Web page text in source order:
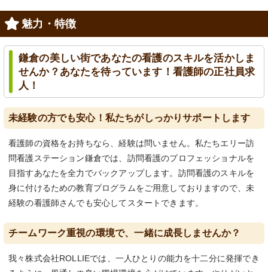
魅力・特徴
鎌倉の美しい街であなたの看護のスキルを活かしま
せんか？あなたを待っています！看護師の正社員求
人！
未経験の方でも安心！私たちがしっかりサポートします
看護師の資格をお持ちなら、経験は問いません。私たちエリー訪
問看護ステーション鎌倉では、訪問看護のプロフェッショナルを
目指すあなたを全力でバックアップします。訪問看護のスキルを
身に付けるための教育プログラムをご用意しておりますので、未
経験の看護師さんでも安心してスタートできます。
チームワーク重視の環境で、一緒に成長しませんか？
我々株式会社ROLLIEでは、一人ひとりの能力を十二分に発揮でき